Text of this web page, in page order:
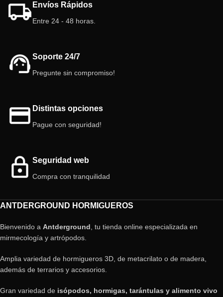
numerosas. Ideal para quienes
buscan observar comportamiento
Envíos Rápidos
Entre 24 - 48 horas.
Soporte 24/7
Pregunte sin compromiso!
Distintas opciones
Pague con seguridad!
Seguridad web
Compra con tranquilidad
ANTDERGROUND HORMIGUEROS
Bienvenido a Antderground , tu tienda online especializada en
mirmecología y artrópodos.
Amplia variedad de hormigueros 3D, de metacrilato o de madera,
además de terrarios y accesorios.
Gran variedad de isópodos, hormigas, tarántulas y alimento vivo